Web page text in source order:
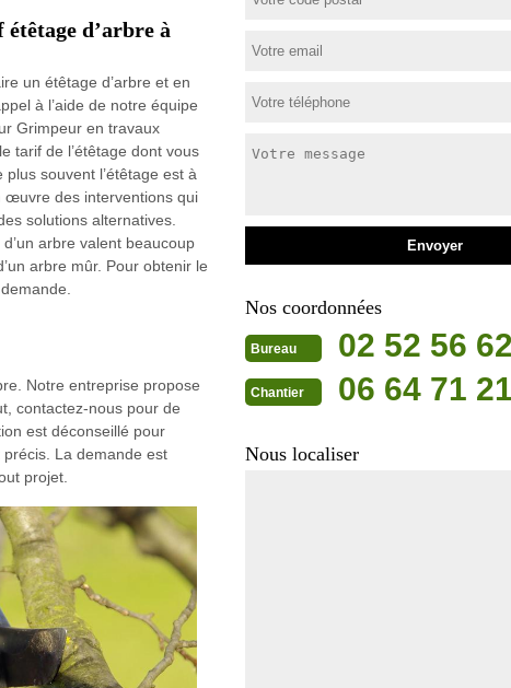
d’arbre à
un étêtage d’arbre et en
à l’aide de notre équipe
Grimpeur en travaux
tarif de l’étêtage dont vous
souvent l’étêtage est à
œuvre des interventions qui
solutions alternatives.
arbre valent beaucoup
arbre mûr. Pour obtenir le
Notre entreprise propose
contactez-nous pour de
est déconseillé pour
précis. La demande est
projet.
Nos coordonnées
Bureau 02 52 56
Chantier 06 64 71
Nous localiser